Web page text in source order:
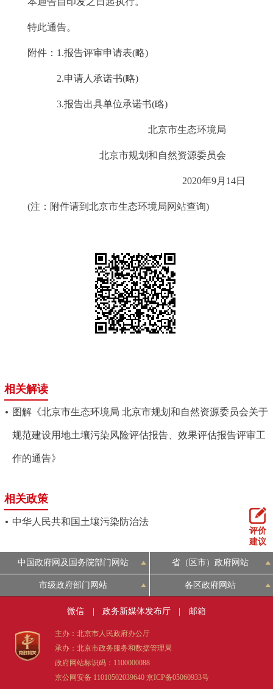
特此通告。
附件：1.报告评审申请表(略)
2.申请人承诺书(略)
3.报告出具单位承诺书(略)
北京市生态环境局
北京市规划和自然资源委员会
2020年9月14日
(注：附件请到北京市生态环境局网站查询)
相关解读
图解《北京市生态环境局 北京市规划和自然资源委员会关于
规范建设用地土壤污染风险评估报告、效果评估报告评审工
作的通告》
相关政策
中华人民共和国土壤污染防治法
评价
建议
中国政府网及国务院部门网站 省（区市）政府网站
市级政府部门网站 各区政府网站
微信 政务新媒体发布厅 邮箱
主办：北京市人民政府办公厅
承办：北京市政务服务和数据管理局
政府网站标识码：1100000088
京公网安备 11010502039640 京ICP备05060933号